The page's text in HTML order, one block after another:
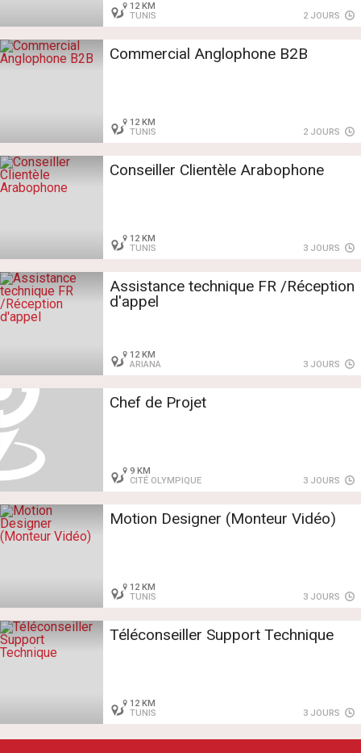
12 KM
TUNIS
2 JOURS
Commercial Anglophone B2B
12 KM
TUNIS
2 JOURS
Conseiller Clientèle Arabophone
12 KM
TUNIS
3 JOURS
Assistance technique FR /Réception
d'appel
12 KM
ARIANA
3 JOURS
Chef de Projet
9 KM
CITÉ OLYMPIQUE
3 JOURS
Motion Designer (Monteur Vidéo)
12 KM
TUNIS
3 JOURS
Téléconseiller Support Technique
12 KM
TUNIS
3 JOURS